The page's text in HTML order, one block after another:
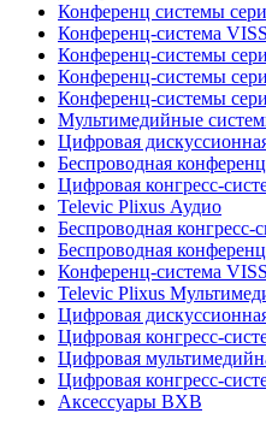
Конференц системы
Конференц-система
Конференц-системы
Конференц-системы
Конференц-системы
Мультимедийные
Цифровая
Беспроводная
Цифровая конгресс-
Televic Plixus Аудио
Беспроводная конгресс-
Беспроводная
Конференц-система
Televic Plixus
Цифровая
Цифровая конгресс-
Цифровая
Цифровая конгресс-
Аксессуары BXB